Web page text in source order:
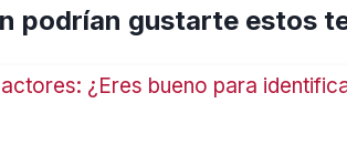
podrían gustarte estos